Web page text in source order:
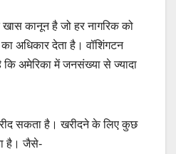
कानून है जो हर नागरिक को
अधिकार देता है। वॉशिंगटन
कि अमेरिका में जनसंख्या से ज्यादा
सकता है। खरीदने के लिए कुछ
है। जैसे-